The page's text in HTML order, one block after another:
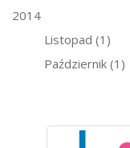
2014
Listopad (1)
Październik (1)